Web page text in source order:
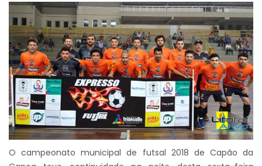
O campeonato municipal de futsal 2018 de Capão da